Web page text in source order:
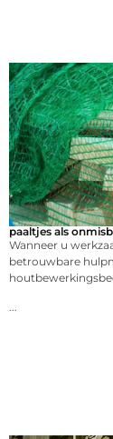
paaltjes als
Wanneer u
betrouwbare
...